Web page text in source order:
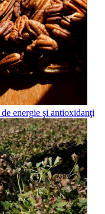
energie şi antioxidanţi